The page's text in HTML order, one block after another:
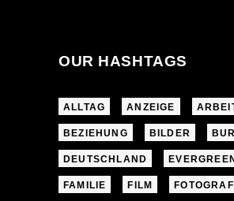
OUR HASHTAGS
ALLTAG ANZEIGE
BEZIEHUNG BILDER
DEUTSCHLAND EVERGREEN
FAMILIE FILM